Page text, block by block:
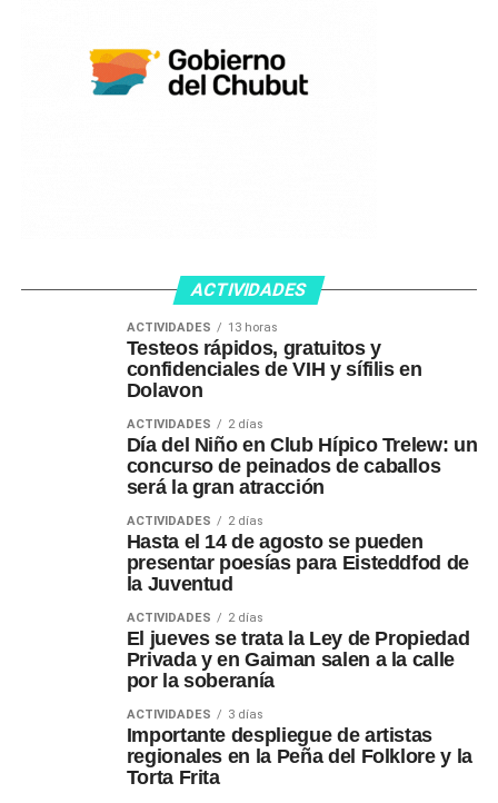
ACTIVIDADES
ACTIVIDADES 13 horas
Testeos rápidos, gratuitos y
confidenciales de VIH y sífilis en
Dolavon
ACTIVIDADES 2 días
Día del Niño en Club Hípico Trelew: un
concurso de peinados de caballos
será la gran atracción
ACTIVIDADES 2 días
Hasta el 14 de agosto se pueden
presentar poesías para Eisteddfod de
la Juventud
ACTIVIDADES 2 días
El jueves se trata la Ley de Propiedad
Privada y en Gaiman salen a la calle
por la soberanía
ACTIVIDADES 3 días
Importante despliegue de artistas
regionales en la Peña del Folklore y la
Torta Frita